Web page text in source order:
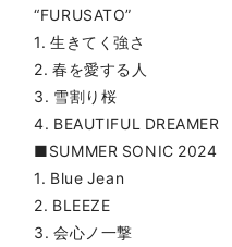
“FURUSATO”
1. 生きてく強さ
2. 春を愛する人
3. 雪割り桜
4. BEAUTIFUL DREAMER
■SUMMER SONIC 2024
1. Blue Jean
2. BLEEZE
3. 会心ノ一撃